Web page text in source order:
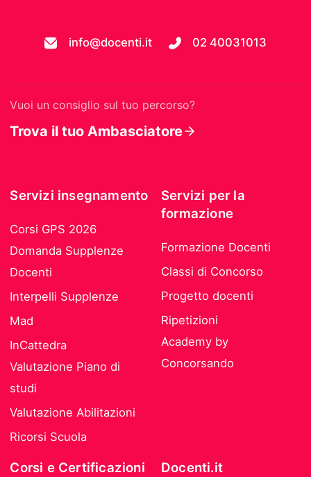
info@docenti.it 02 40031013
Vuoi un consiglio sul tuo percorso?
Trova il tuo Ambasciatore
Servizi insegnamento
Corsi GPS 2026
Domanda Supplenze
Docenti
Interpelli Supplenze
Mad
InCattedra
Valutazione Piano di
studi
Valutazione Abilitazioni
Ricorsi Scuola
Servizi per la
formazione
Formazione Docenti
Classi di Concorso
Progetto docenti
Ripetizioni
Academy by
Concorsando
Corsi e Certificazioni Docenti.it